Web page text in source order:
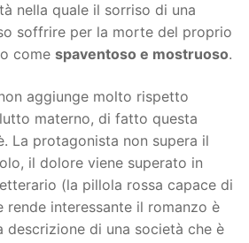
nella quale il sorriso di una
soffrire per la morte del proprio
come spaventoso e mostruoso.
aggiunge molto rispetto
materno, di fatto questa
La protagonista non supera il
il dolore viene superato in
(la pillola rossa capace di
rende interessante il romanzo è
descrizione di una società che è